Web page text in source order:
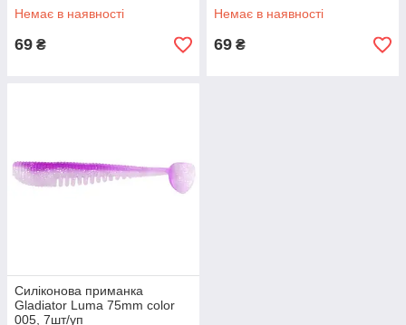
Немає в наявності
69 ₴
Немає в наявності
69 ₴
Силіконова приманка
Gladiator Luma 75mm color
005, 7шт/уп